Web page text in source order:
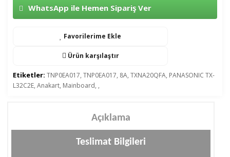
WhatsApp ile Hemen Sipariş Ver
Favorilerime Ekle
Ürün karşılaştır
Etiketler: TNP0EA017, TNP0EA017, 8A, TXNA20QFA, PANASONIC TX-
L32C2E, Anakart, Mainboard, ,
Açıklama
Teslimat Bilgileri